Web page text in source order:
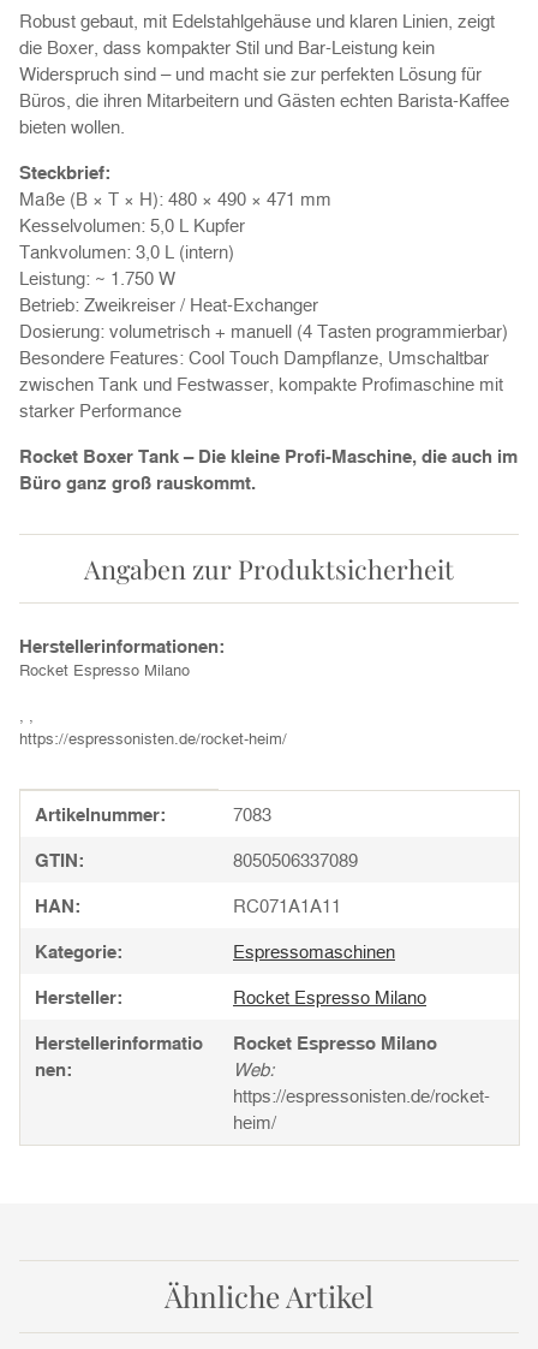
Robust gebaut, mit Edelstahlgehäuse und klaren Linien, zeigt
die Boxer, dass kompakter Stil und Bar-Leistung kein
Widerspruch sind – und macht sie zur perfekten Lösung für
Büros, die ihren Mitarbeitern und Gästen echten Barista-Kaffee
bieten wollen.
Steckbrief:
Maße (B × T × H): 480 × 490 × 471 mm
Kesselvolumen: 5,0 L Kupfer
Tankvolumen: 3,0 L (intern)
Leistung: ~ 1.750 W
Betrieb: Zweikreiser / Heat-Exchanger
Dosierung: volumetrisch + manuell (4 Tasten programmierbar)
Besondere Features: Cool Touch Dampflanze, Umschaltbar
zwischen Tank und Festwasser, kompakte Profimaschine mit
starker Performance
Rocket Boxer Tank – Die kleine Profi-Maschine, die auch im
Büro ganz groß rauskommt.
Angaben zur Produktsicherheit
Herstellerinformationen:
Rocket Espresso Milano
https://espressonisten.de/rocket-heim/
Produkteigenschaft
Wert
Artikelnummer: 7083
GTIN: 8050506337089
HAN: RC071A1A11
Kategorie: Espressomaschinen
Hersteller: Rocket Espresso Milano
Herstellerinformatio
nen:
Rocket Espresso Milano
Web:
https://espressonisten.de/rocket-
heim/
Ähnliche Artikel